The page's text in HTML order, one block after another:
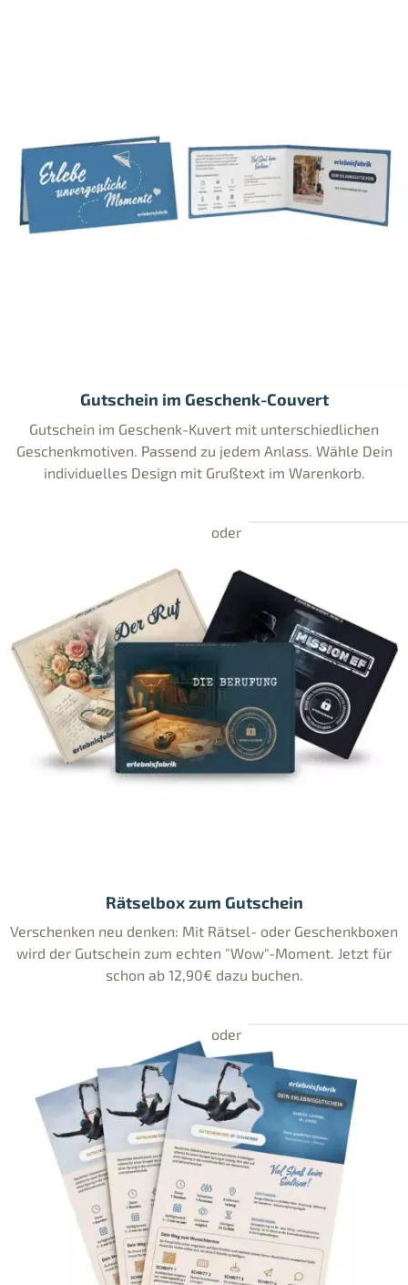
Gutschein im Geschenk-Couvert
Gutschein im Geschenk-Kuvert mit unterschiedlichen
Geschenkmotiven. Passend zu jedem Anlass. Wähle Dein
individuelles Design mit Grußtext im Warenkorb.
Rätselbox zum Gutschein
Verschenken neu denken: Mit Rätsel- oder Geschenkboxen
wird der Gutschein zum echten "Wow"-Moment. Jetzt für
schon ab 12,90€ dazu buchen.